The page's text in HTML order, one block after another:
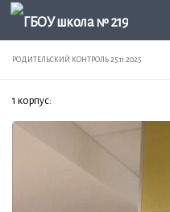
Перейти к содержимому
РОДИТЕЛЬСКИЙ КОНТРОЛЬ 25.11.2025
1 корпус: